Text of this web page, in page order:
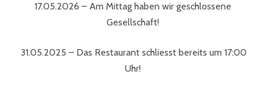
17.05.2026 – Am Mittag haben wir geschlossene
Gesellschaft!
31.05.2025 – Das Restaurant schliesst bereits um 17:00
Uhr!